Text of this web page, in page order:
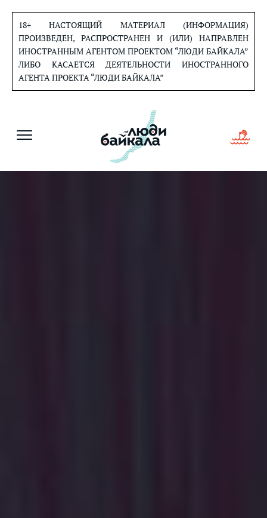
содержанию
18+ НАСТОЯЩИЙ МАТЕРИАЛ (ИНФОРМАЦИЯ)
ПРОИЗВЕДЕН, РАСПРОСТРАНЕН И (ИЛИ) НАПРАВЛЕН
ИНОСТРАННЫМ АГЕНТОМ ПРОЕКТОМ “ЛЮДИ БАЙКАЛА”
ЛИБО КАСАЕТСЯ ДЕЯТЕЛЬНОСТИ ИНОСТРАННОГО
АГЕНТА ПРОЕКТА “ЛЮДИ БАЙКАЛА”